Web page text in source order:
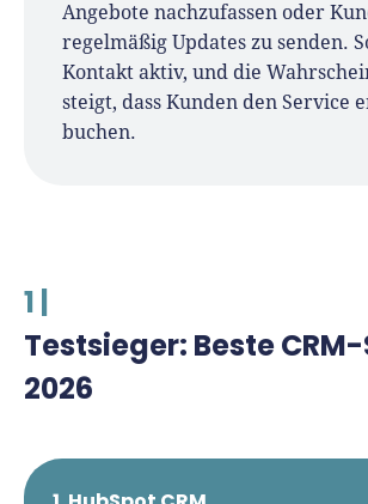
Angebote nachzufassen oder
regelmäßig Updates zu senden.
Kontakt aktiv, und die
steigt, dass Kunden den Service
buchen.
1 |
Testsieger: Beste
2026